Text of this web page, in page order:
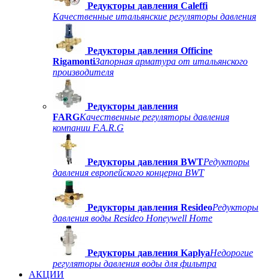
Редукторы давления Caleffi
Качественные итальянские регуляторы давления
Редукторы давления Officine
RigamontiЗапорная арматура от итальянского
производителя
Редукторы давления
FARGКачественные регуляторы давления
компании F.A.R.G
Редукторы давления BWTРедукторы
давления европейского концерна BWT
Редукторы давления ResideoРедукторы
давления воды Resideo Honeywell Home
Редукторы давления KaplyaНедорогие
регуляторы давления воды для фильтра
АКЦИИ